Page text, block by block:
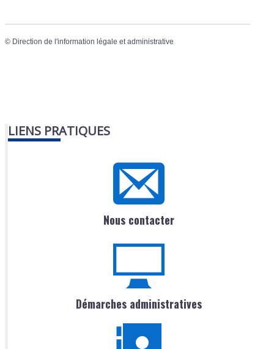
© Direction de l'information légale et administrative
LIENS PRATIQUES
Nous contacter
Démarches administratives